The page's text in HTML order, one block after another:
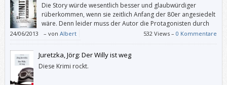
Die Story würde wesentlich besser und glaubwürdiger
rüberkommen, wenn sie zeitlich Anfang der 80er angesiedelt
wäre. Denn leider muss der Autor die Protagonisten durch
allerlei Konstruktionen daran hindern, die moderne Technik
logisch einzusetzen.
24/06/2013 – von Albert 532 Views –0 Kommentare
Juretzka, Jörg: Der Willy ist weg
Diese Krimi rockt.